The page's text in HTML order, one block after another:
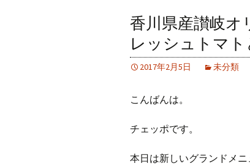
香川県産讃岐
レッシュトマ
2017年2月5日 未分類
こんばんは。
チェッポです。
本日は新しいグランドメ